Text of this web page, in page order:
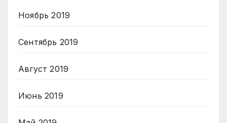
Ноябрь 2019
Сентябрь 2019
Август 2019
Июнь 2019